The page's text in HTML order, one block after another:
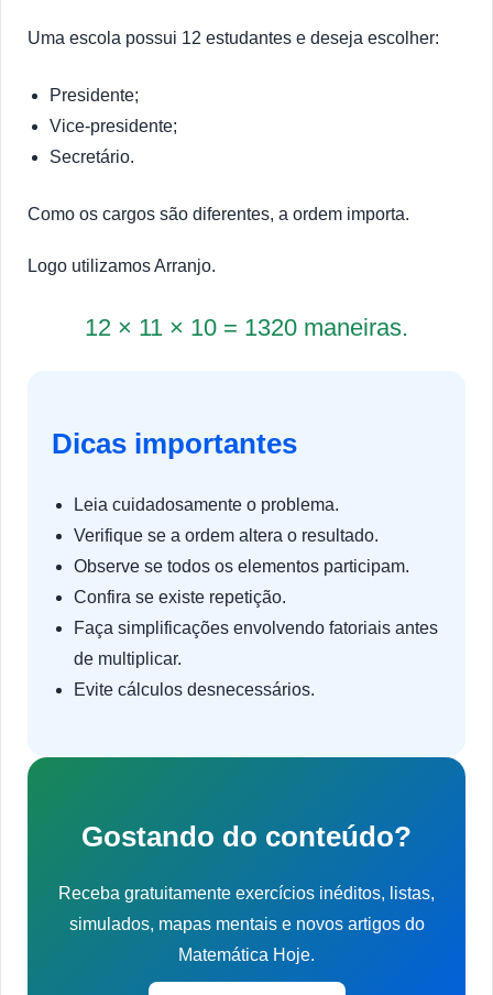
Uma escola possui 12 estudantes e deseja escolher:
Presidente;
Vice-presidente;
Secretário.
Como os cargos são diferentes, a ordem importa.
Logo utilizamos Arranjo.
12 × 11 × 10 = 1320 maneiras.
Dicas importantes
Leia cuidadosamente o problema.
Verifique se a ordem altera o resultado.
Observe se todos os elementos participam.
Confira se existe repetição.
Faça simplificações envolvendo fatoriais antes
de multiplicar.
Evite cálculos desnecessários.
Gostando do conteúdo?
Receba gratuitamente exercícios inéditos, listas,
simulados, mapas mentais e novos artigos do
Matemática Hoje.